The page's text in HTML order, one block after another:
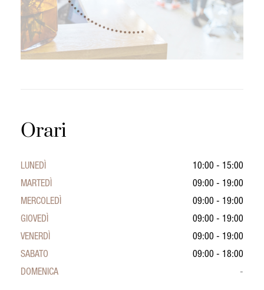
Orari
LUNEDÌ
10:00 - 15:00
MARTEDÌ
09:00 - 19:00
MERCOLEDÌ
09:00 - 19:00
GIOVEDÌ
09:00 - 19:00
VENERDÌ
09:00 - 19:00
SABATO
09:00 - 18:00
DOMENICA
-